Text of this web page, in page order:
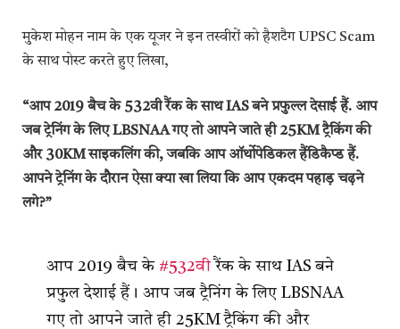
मुकेश मोहन नाम के एक यूजर ने इन तस्वीरों को हैशटैग UPSC Scam
के साथ पोस्ट करते हुए लिखा,
“आप 2019 बैच के 532वी रैंक के साथ IAS बने प्रफुल्ल देसाई हैं. आप
जब ट्रेनिंग के लिए LBSNAA गए तो आपने जाते ही 25KM ट्रैकिंग की
और 30KM साइकलिंग की, जबकि आप ऑर्थोपेडिकल हैंडिकैप्ड हैं.
आपने ट्रेनिंग के दौरान ऐसा क्या खा लिया कि आप एकदम पहाड़ चढ़ने
लगे?”
आप 2019 बैच के #532वीरैंक के साथ IAS बने
प्रफुल देशाई हैं। आप जब ट्रैनिंग के लिए LBSNAA
गए तो आपने जाते ही 25KM ट्रैकिंग की और